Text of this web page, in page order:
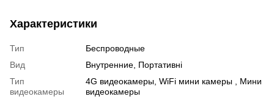
Характеристики
Тип
Беспроводные
Вид
Внутренние, Портативні
Тип
видеокамеры
4G видеокамеры, WiFi мини камеры , Мини
видеокамеры